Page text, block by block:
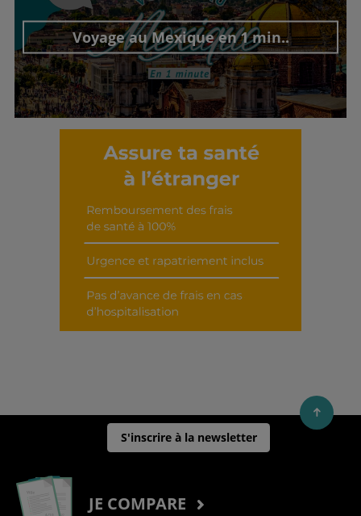
Voyage au Mexique en 1 min..
Découvrir cet interview
S'inscrire à la newsletter
JE COMPARE